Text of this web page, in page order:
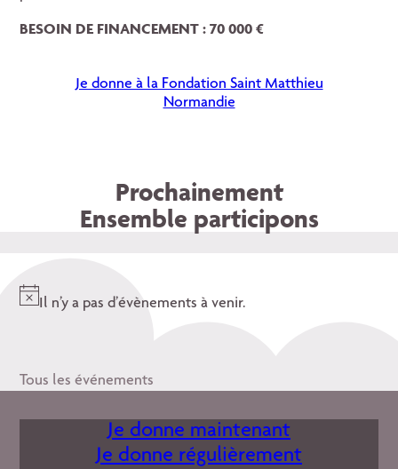
BESOIN DE FINANCEMENT : 70 000 €
Je donne à la Fondation Saint Matthieu
Normandie
Prochainement
Ensemble participons
Il n’y a pas d’évènements à venir.
Tous les événements
Je donne maintenant
Je donne régulièrement